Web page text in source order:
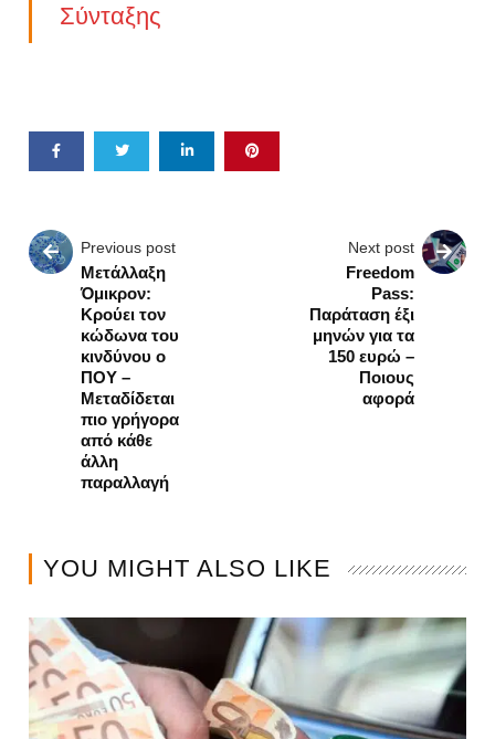
Σύνταξης
Previous post
Μετάλλαξη
Όμικρον:
Κρούει τον
κώδωνα του
κινδύνου ο
ΠΟΥ –
Μεταδίδεται
πιο γρήγορα
από κάθε
άλλη
παραλλαγή
Next post
Freedom
Pass:
Παράταση έξι
μηνών για τα
150 ευρώ –
Ποιους
αφορά
YOU MIGHT ALSO LIKE